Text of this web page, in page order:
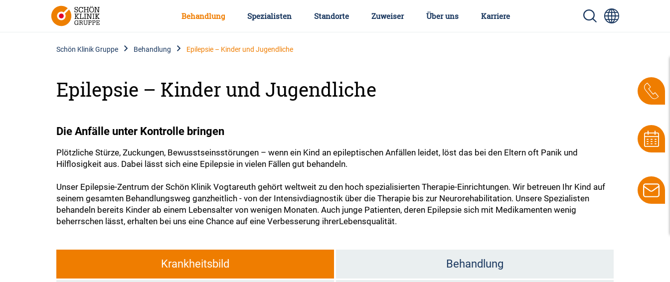
Behandlung Spezialisten Standorte Zuweiser Über uns Karriere
Schön Klinik Gruppe Behandlung Epilepsie – Kinder und Jugendliche
Epilepsie – Kinder und Jugendliche
Die Anfälle unter Kontrolle bringen
Plötzliche Stürze, Zuckungen, Bewusstseinsstörungen – wenn ein Kind an epileptischen Anfällen leidet, löst das bei den Eltern oft Panik und
Hilflosigkeit aus. Dabei lässt sich eine Epilepsie in vielen Fällen gut behandeln.
Unser Epilepsie-Zentrum der Schön Klinik Vogtareuth gehört weltweit zu den hoch spezialisierten Therapie-Einrichtungen. Wir betreuen Ihr Kind auf
seinem gesamten Behandlungsweg ganzheitlich - von der Intensivdiagnostik über die Therapie bis zur Neurorehabilitation. Unsere Spezialisten
behandeln bereits Kinder ab einem Lebensalter von wenigen Monaten. Auch junge Patienten, deren Epilepsie sich mit Medikamenten wenig
beherrschen lässt, erhalten bei uns eine Chance auf eine Verbesserung ihrerLebensqualität.
Krankheitsbild Behandlung